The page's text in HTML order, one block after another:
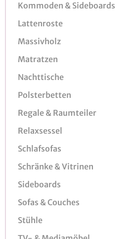
Kommoden & Sideboards
Lattenroste
Massivholz
Matratzen
Nachttische
Polsterbetten
Regale & Raumteiler
Relaxsessel
Schlafsofas
Schränke & Vitrinen
Sideboards
Sofas & Couches
Stühle